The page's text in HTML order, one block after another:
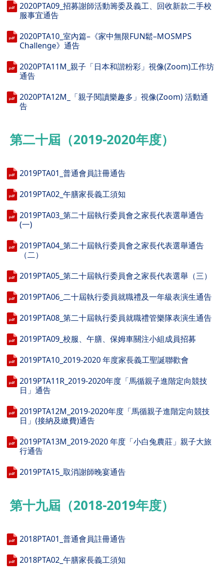
2020PTA09_招募謝師活動籌委及義工、回收新款二手校
服事宜通告
2020PTA10_室內篇–《家中無限FUN鬆–MOSMPS
Challenge》通告
2020PTA11M_親子「日本和諧粉彩」視像(Zoom)工作坊
通告
2020PTA12M_「親子閱讀樂趣多」視像(Zoom) 活動通
告
第二十屆（2019-2020年度）
2019PTA01_普通會員註冊通告
2019PTA02_午膳家長義工須知
2019PTA03_第二十屆執行委員會之家長代表選舉通告
(一)
2019PTA04_第二十屆執行委員會之家長代表選舉通告
（二）
2019PTA05_第二十屆執行委員會之家長代表選舉（三）
2019PTA06_二十屆執行委員就職禮及一年級表演生通告
2019PTA08_第二十屆執行委員就職禮管樂隊表演生通告
2019PTA09_校服、午膳、保姆車關注小組成員招募
2019PTA10_2019-2020 年度家長義工聖誕聯歡會
2019PTA11R_2019-2020年度「馬循親子進階定向競技
日」通告
2019PTA12M_2019-2020年度「馬循親子進階定向競技
日」(接納及繳費)通告
2019PTA13M_2019-2020 年度「小白兔農莊」親子大旅
行通告
2019PTA15_取消謝師晚宴通告
第十九屆（2018-2019年度）
2018PTA01_普通會員註冊通告
2018PTA02_午膳家長義工須知